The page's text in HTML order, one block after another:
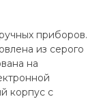
приборов.
из серого
на
корпус с